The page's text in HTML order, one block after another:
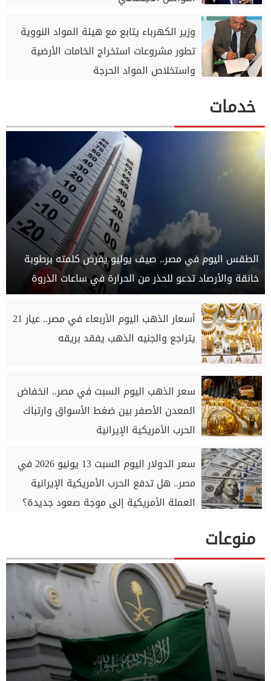
وزير الكهرباء يتابع مع هيئة المواد النووية
تطور مشروعات استخراج الخامات الأرضية
واستخلاص المواد الحرجة
خدمات
الطقس اليوم في مصر.. صيف يوليو يفرض كلمته برطوبة
خانقة والأرصاد تدعو للحذر من الحرارة في ساعات الذروة
أسعار الذهب اليوم الأربعاء في مصر.. عيار 21
يتراجع والجنيه الذهب يفقد بريقه
سعر الذهب اليوم السبت في مصر.. انخفاض
المعدن الأصفر بين ضغط الأسواق وارتباك
الحرب الأمريكية الإيرانية
سعر الدولار اليوم السبت 13 يونيو 2026 في
مصر.. هل تدفع الحرب الأمريكية الإيرانية
العملة الأمريكية إلى موجة صعود جديدة؟
منوعات